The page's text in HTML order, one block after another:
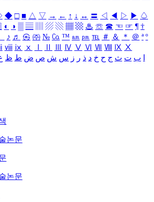
◆ □ ■ △ ▽ → ← ↑ ↓ ↔ 〓 ◁ ◀ ▷ ▶ ♤
◐ ◑ ▒ ▤ ▨ ▧ ▦ ▩ ♨ ☏ ☎ ☜ ☞ ¶ †
♪ ♬ ㉿ ㈜ № ㏇ ™ ㏂ ㏘ ℡ ＃ ＆ ＊ ＠ ª º
ⅷ ⅸ ⅹ Ⅳ Ⅴ Ⅵ Ⅶ Ⅷ Ⅸ Ⅹ
ب ت ث ج ح خ د ذ ر ز س ش ص ض ط ظ
논문
논문